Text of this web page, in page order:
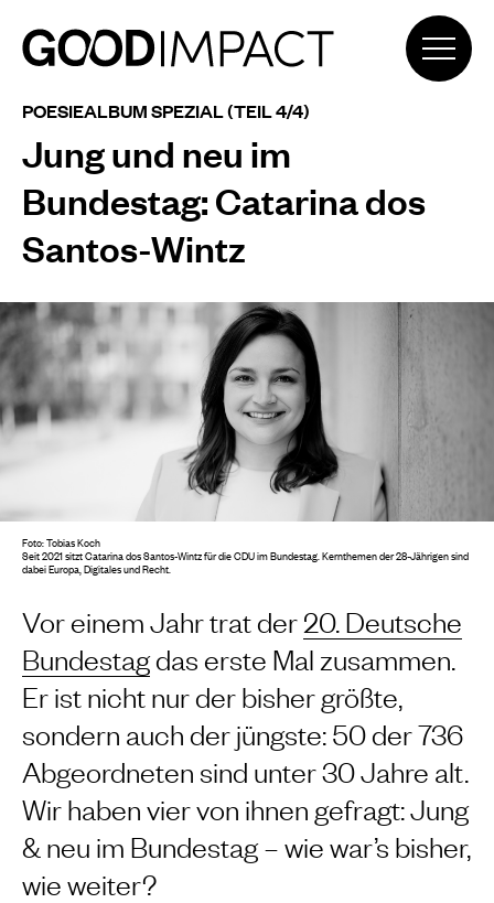
POESIEALBUM SPEZIAL (TEIL 4/4)
Jung und neu im
Bundestag: Catarina dos
Santos-Wintz
Vor einem Jahr trat der20. Deutsche
Bundestagdas erste Mal zusammen.
Er ist nicht nur der bisher größte,
sondern auch der jüngste: 50 der 736
Abgeordneten sind unter 30 Jahre alt.
Wir haben vier von ihnen gefragt: Jung
& neu im Bundestag – wie war’s bisher,
wie weiter?
Foto: Tobias Koch
Seit 2021 sitzt Catarina dos Santos-Wintz für die CDU im Bundestag. Kernthemen der 28-Jährigen sind
dabei Europa, Digitales und Recht.